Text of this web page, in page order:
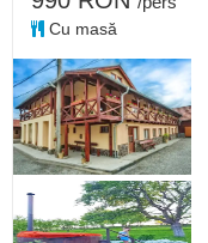
Cu masă